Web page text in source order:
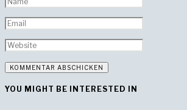
YOU MIGHT BE INTERESTED IN